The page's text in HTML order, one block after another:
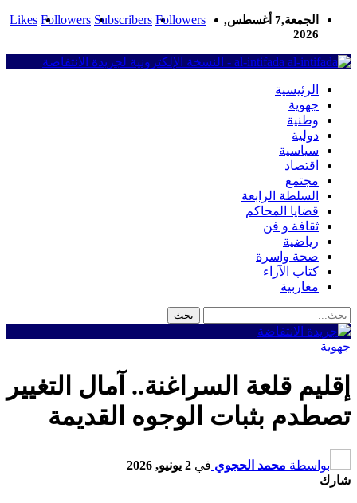
Likes Followers Subscribers Followers
الجمعة,7 أغسطس,
2026
al-intifada - النسخة الإلكترونية لجريدة الانتفاضة
الرئيسية
جهوية
وطنية
دولية
سياسية
اقتصاد
مجتمع
السلطة الرابعة
قضايا المحاكم
ثقافة و فن
رياضية
صحة واسرة
كتاب الآراء
مغاربية
جهوية
إقليم قلعة السراغنة.. آمال التغيير
تصطدم بثبات الوجوه القديمة
بواسطة محمد الحجوي في 2 يونيو, 2026
شارك